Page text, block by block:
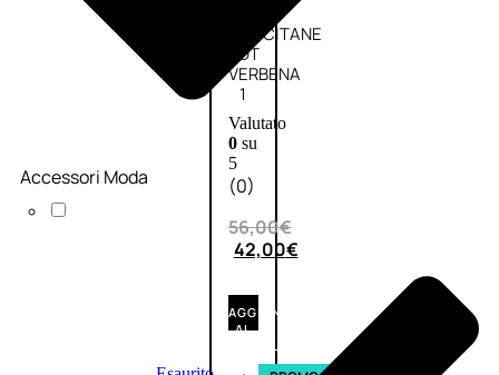
L’OCCITANE
EDT
VERBENA
1
Valutato
0su
5
(0)
56,00€
42,00€
AGGIUNGI
AL
CARRELLO
Accessori Moda